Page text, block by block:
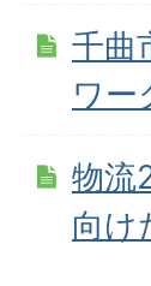
千曲
ワー
物流
向け